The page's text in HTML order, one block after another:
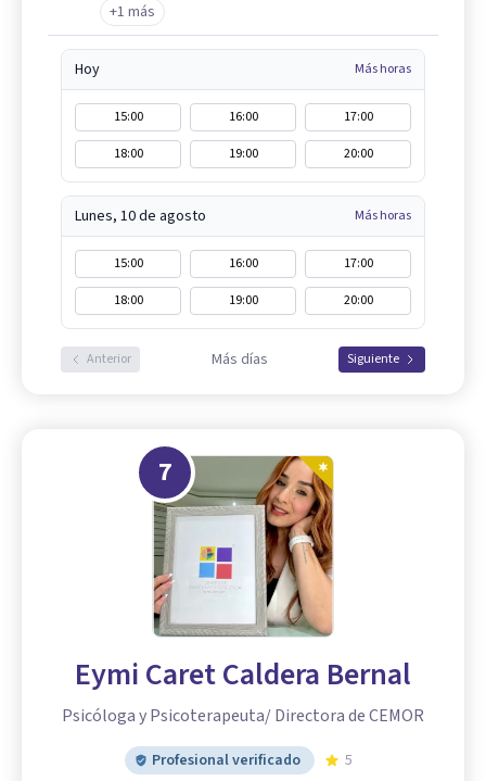
+1 más
Hoy Más horas
15:00 16:00
17:00
18:00
19:00 20:00
Lunes, 10 de agosto Más horas
15:00 16:00
17:00
18:00
19:00 20:00
Anterior Más días Siguiente
7
Eymi Caret Caldera Bernal
Psicóloga y Psicoterapeuta/ Directora de CEMOR
Profesional verificado 5